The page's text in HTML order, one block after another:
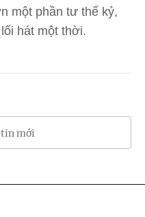
một phần tư thế kỷ,
hát một thời.
mới